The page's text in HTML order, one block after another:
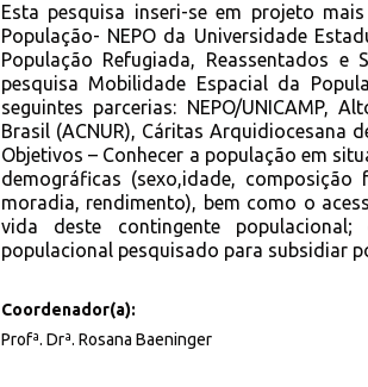
Esta pesquisa inseri-se em projeto
População- NEPO da Universidade
População Refugiada, Reassentados
pesquisa Mobilidade Espacial da
seguintes parcerias: NEPO/UNICAMP,
Brasil (ACNUR), Cáritas Arquidiocesana
Objetivos – Conhecer a população em
demográficas (sexo,idade,
moradia, rendimento), bem como o
vida deste contingente
populacional pesquisado para subsidiar
Coordenador(a):
Profª. Drª. Rosana Baeninger